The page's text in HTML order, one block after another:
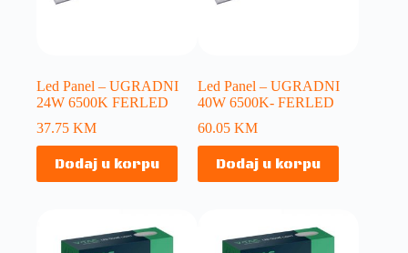
Led Panel – UGRADNI
24W 6500K FERLED
37.75 KM
Dodaj u korpu
Led Panel – UGRADNI
40W 6500K- FERLED
60.05KM
Dodaj u korpu